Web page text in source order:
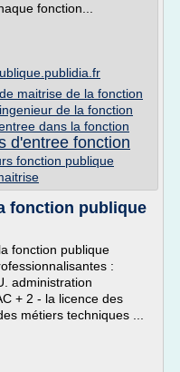
fonction...
maitrise de la fonction
de la fonction
dans la fonction
d'entree fonction
fonction publique
fonction publique
fonction publique
:
administration
+ 2 - la licence des
métiers techniques ...